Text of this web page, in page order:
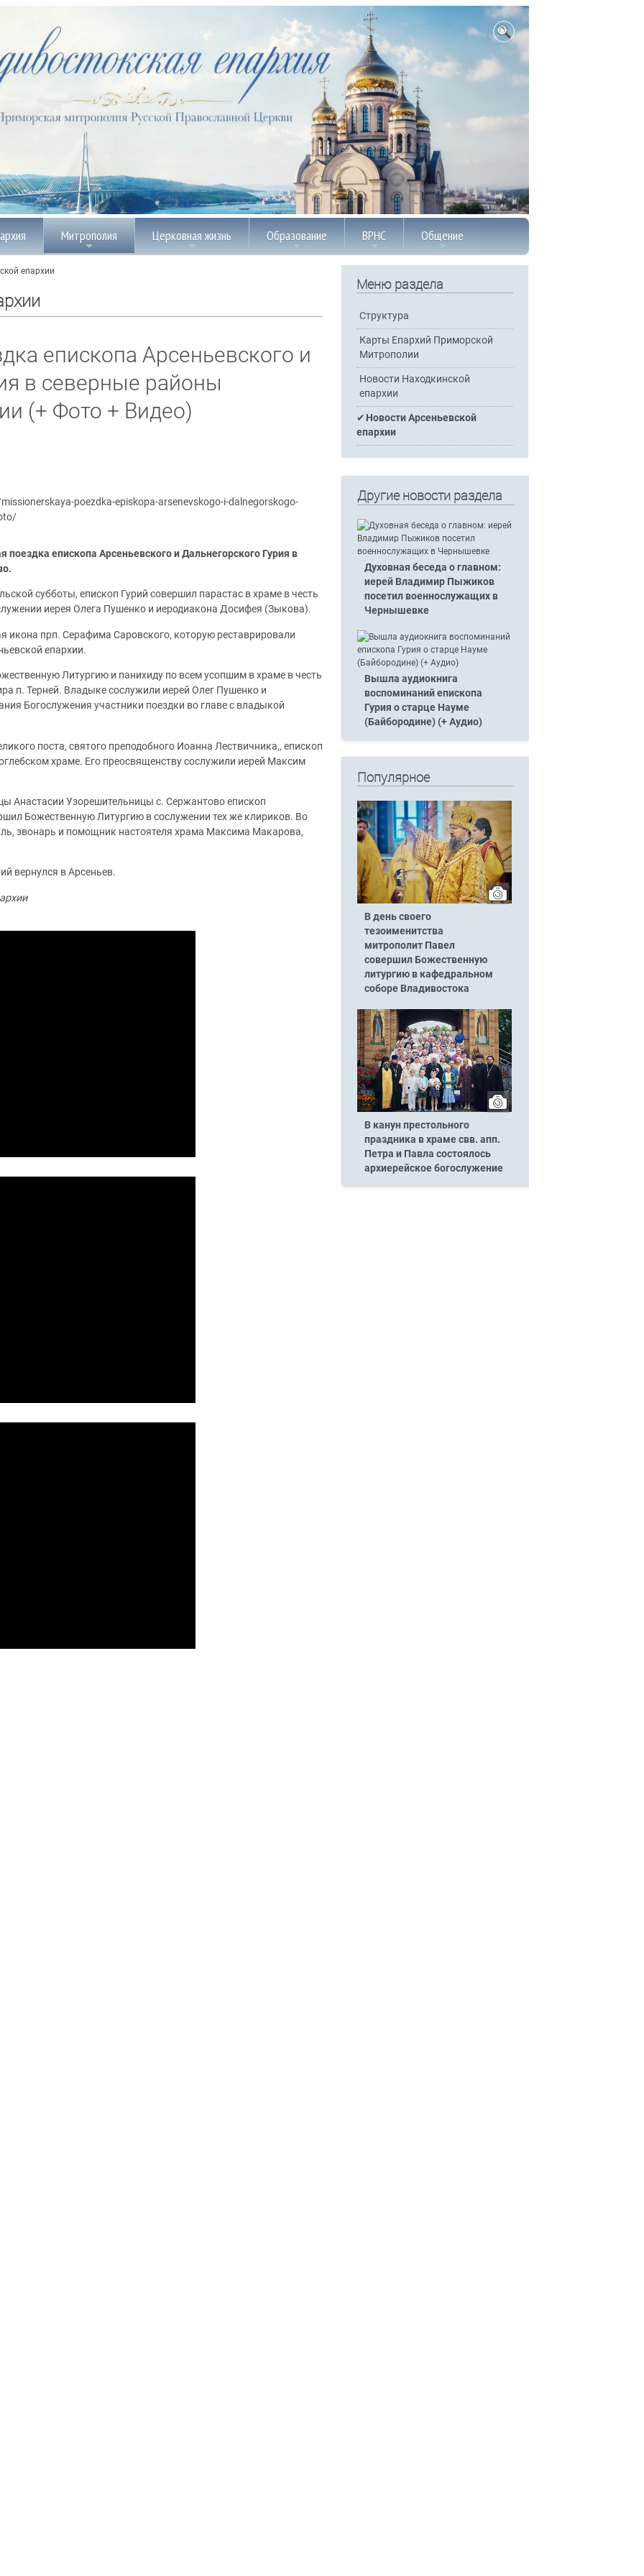
Митрополия Церковная жизнь Образование ВРНС Общение
епархии
епископа Арсеньевского и
в северные районы
(+ Фото + Видео)
poezdka-episkopa-arsenevskogo-i-dalnegorskogo-
поездка епископа Арсеньевского и Дальнегорского Гурия в
субботы, епископ Гурий совершил парастас в храме в честь
иерея Олега Пушенко и иеродиакона Досифея (Зыкова).
икона прп. Серафима Саровского, которую реставрировали
епархии.
Литургию и панихиду по всем усопшим в храме в честь
п. Терней. Владыке сослужили иерей Олег Пушенко и
Богослужения участники поездки во главе с владыкой
поста, святого преподобного Иоанна Лествичника,, епископ
храме. Его преосвященству сослужили иерей Максим
Анастасии Узорешительницы с. Сержантово епископ
Божественную Литургию в сослужении тех же клириков. Во
звонарь и помощник настоятеля храма Максима Макарова,
вернулся в Арсеньев.
Меню раздела
Структура
Карты Епархий Приморской
Митрополии
Новости Находкинской
епархии
Новости Арсеньевской
епархии
Другие новости раздела
Духовная беседа о главном:
иерей Владимир Пыжиков
посетил военнослужащих в
Чернышевке
Вышла аудиокнига
воспоминаний епископа
Гурия о старце Науме
(Байбородине) (+ Аудио)
Популярное
В день своего
тезоименитства
митрополит Павел
совершил Божественную
литургию в кафедральном
соборе Владивостока
В канун престольного
праздника в храме свв. апп.
Петра и Павла состоялось
архиерейское богослужение